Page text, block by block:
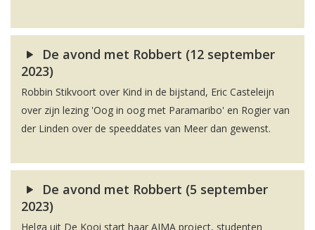
De avond met Robbert (12 september
2023)
Robbin Stikvoort over Kind in de bijstand, Eric Casteleijn
over zijn lezing 'Oog in oog met Paramaribo' en Rogier van
der Linden over de speeddates van Meer dan gewenst.
De avond met Robbert (5 september
2023)
Helga uit De Kooi start haar AIMA project, studenten